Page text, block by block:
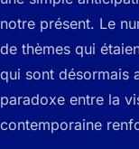
notre présent. Le
de thèmes qui
qui sont désormais
paradoxe entre la
contemporaine